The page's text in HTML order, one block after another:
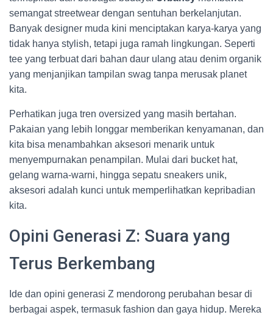
semangat streetwear dengan sentuhan berkelanjutan.
Banyak designer muda kini menciptakan karya-karya yang
tidak hanya stylish, tetapi juga ramah lingkungan. Seperti
tee yang terbuat dari bahan daur ulang atau denim organik
yang menjanjikan tampilan swag tanpa merusak planet
kita.
Perhatikan juga tren oversized yang masih bertahan.
Pakaian yang lebih longgar memberikan kenyamanan, dan
kita bisa menambahkan aksesori menarik untuk
menyempurnakan penampilan. Mulai dari bucket hat,
gelang warna-warni, hingga sepatu sneakers unik,
aksesori adalah kunci untuk memperlihatkan kepribadian
kita.
Opini Generasi Z: Suara yang
Terus Berkembang
Ide dan opini generasi Z mendorong perubahan besar di
berbagai aspek, termasuk fashion dan gaya hidup. Mereka